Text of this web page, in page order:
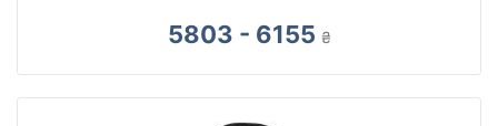
5803 - 6155 ₴